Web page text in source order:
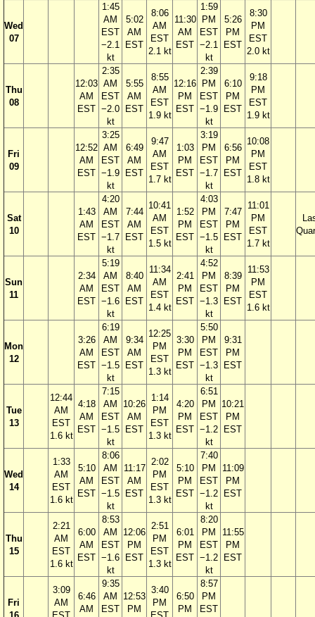
Wed
07
1:45
AM
EST
−2.1
kt
5:02
AM
EST
8:06
AM
EST
2.1 kt
11:30
AM
EST
1:59
PM
EST
−2.1
kt
5:26
PM
EST
8:30
PM
EST
2.0 kt
Thu
08
12:03
AM
EST
2:35
AM
EST
−2.0
kt
5:55
AM
EST
8:55
AM
EST
1.9 kt
12:16
PM
EST
2:39
PM
EST
−1.9
kt
6:10
PM
EST
9:18
PM
EST
1.9 kt
Fri
09
12:52
AM
EST
3:25
AM
EST
−1.9
kt
6:49
AM
EST
9:47
AM
EST
1.7 kt
1:03
PM
EST
3:19
PM
EST
−1.7
kt
6:56
PM
EST
10:08
PM
EST
1.8 kt
Sat
10
1:43
AM
EST
4:20
AM
EST
−1.7
kt
7:44
AM
EST
10:41
AM
EST
1.5 kt
1:52
PM
EST
4:03
PM
EST
−1.5
kt
7:47
PM
EST
11:01
PM
EST
1.7 kt
Sun
11
2:34
AM
EST
5:19
AM
EST
−1.6
kt
8:40
AM
EST
11:34
AM
EST
1.4 kt
2:41
PM
EST
4:52
PM
EST
−1.3
kt
8:39
PM
EST
11:53
PM
EST
1.6 kt
Mon
12
3:26
AM
EST
6:19
AM
EST
−1.5
kt
9:34
AM
EST
12:25
PM
EST
1.3 kt
3:30
PM
EST
5:50
PM
EST
−1.3
kt
9:31
PM
EST
Tue
13
12:44
AM
EST
1.6 kt
4:18
AM
EST
7:15
AM
EST
−1.5
kt
10:26
AM
EST
1:14
PM
EST
1.3 kt
4:20
PM
EST
6:51
PM
EST
−1.2
kt
10:21
PM
EST
Wed
14
1:33
AM
EST
1.6 kt
5:10
AM
EST
8:06
AM
EST
−1.5
kt
11:17
AM
EST
2:02
PM
EST
1.3 kt
5:10
PM
EST
7:40
PM
EST
−1.2
kt
11:09
PM
EST
Thu
15
2:21
AM
EST
1.6 kt
6:00
AM
EST
8:53
AM
EST
−1.6
kt
12:06
PM
EST
2:51
PM
EST
1.3 kt
6:01
PM
EST
8:20
PM
EST
−1.2
kt
11:55
PM
EST
Fri
3:09
AM
6:46
AM
9:35
AM
EST
12:53
PM
3:40
PM
6:50
PM
8:57
PM
EST